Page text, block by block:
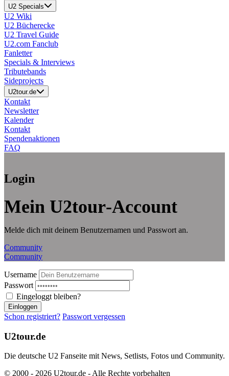
U2 Specials
U2 Wiki
U2 Bücherecke
U2 Travel Guide
U2.com Fanclub
Fanletter
Specials & Interviews
Tributebands
Sideprojects
U2tour.de
Kontakt
Newsletter
Kalender
Kontakt
Spendenaktionen
FAQ
Login
Mein U2tour‑Account
Melde dich mit deinem Benutzernamen und Passwort an.
Community
Community
Username
Passwort
Eingeloggt bleiben?
Einloggen
Schon registriert? Passwort vergessen
U2tour.de
Die deutsche U2 Fanseite mit News, Setlists, Fotos und Community.
© 2000 - 2026 U2tour.de - Alle Rechte vorbehalten